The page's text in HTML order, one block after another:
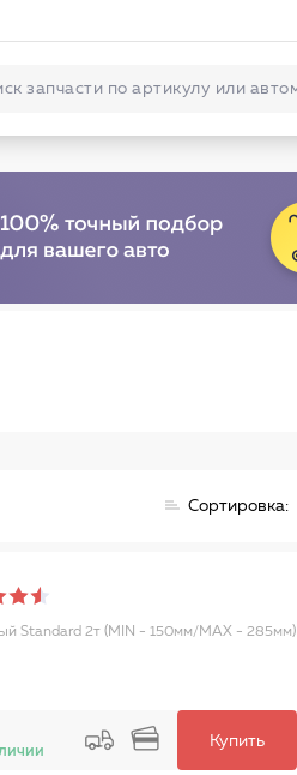
Сортировка:
Standard 2т (MIN - 150мм/MAX - 285мм)
Купить